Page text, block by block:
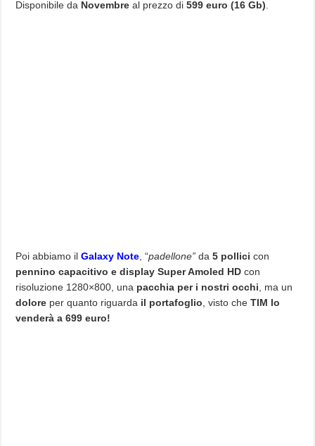
Disponibile da Novembre al prezzo di599 euro (16 Gb)
Poi abbiamo ilGalaxy Note , “padellone” da5 pollici con
pennino capacitivo e display Super Amoled HD con
risoluzione 1280×800, una pacchia per i nostri occhi , ma un
dolore per quanto riguarda il portafoglio , visto che TIM lo
venderà a 699 euro!